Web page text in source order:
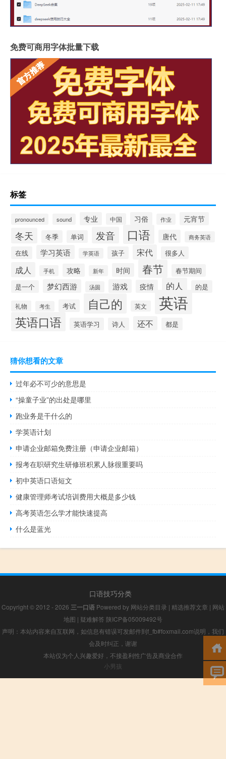
免费可商用字体批量下载
标签
pronounced sound 专业 中国 习俗 作业 元宵节
冬天 冬季 单词 发音 口语 唐代 商务英语
在线 学习英语 学英语 孩子 宋代 很多人
成人 手机 攻略 新年 时间 春节
春节期间
是一个
梦幻西游 汤圆 游戏 疫情 的人 的是
礼物 考生 考试 自己的 英文 英语
英语口语 英语学习 诗人 还不 都是
猜你想看的文章
过年必不可少的意思是
“操童子业”的出处是哪里
跑业务是干什么的
学英语计划
申请企业邮箱免费注册（申请企业邮箱）
报考在职研究生研修班积累人脉很重要吗
初中英语口语短文
健康管理师考试培训费用大概是多少钱
高考英语怎么学才能快速提高
什么是蓝光
口语技巧分类
Copyright © 2012 - 2026 三一口语 Powered by 网站分类目录 | 精选推荐文章 | 网站
地图 | 疑难解答 陕ICP备05009492号
声明：本站内容来自互联网，如信息有错误可发邮件到f_fb#foxmail.com说明，我们
会及时纠正，谢谢
本站仅为个人兴趣爱好，不接盈利性广告及商业合作
小男孩